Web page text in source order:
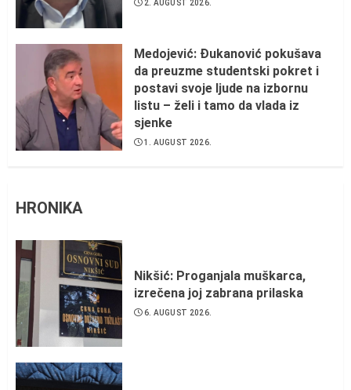
2. AUGUST 2026.
Medojević: Đukanović pokušava
da preuzme studentski pokret i
postavi svoje ljude na izbornu
listu – želi i tamo da vlada iz
sjenke
1. AUGUST 2026.
HRONIKA
Nikšić: Proganjala muškarca,
izrečena joj zabrana prilaska
6. AUGUST 2026.